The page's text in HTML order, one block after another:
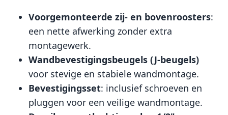
Voorgemonteerde zij- en bovenroosters:
een nette afwerking zonder extra
montagewerk.
Wandbevestigingsbeugels (J-beugels)
voor stevige en stabiele wandmontage.
Bevestigingsset: inclusief schroeven en
pluggen voor een veilige wandmontage.